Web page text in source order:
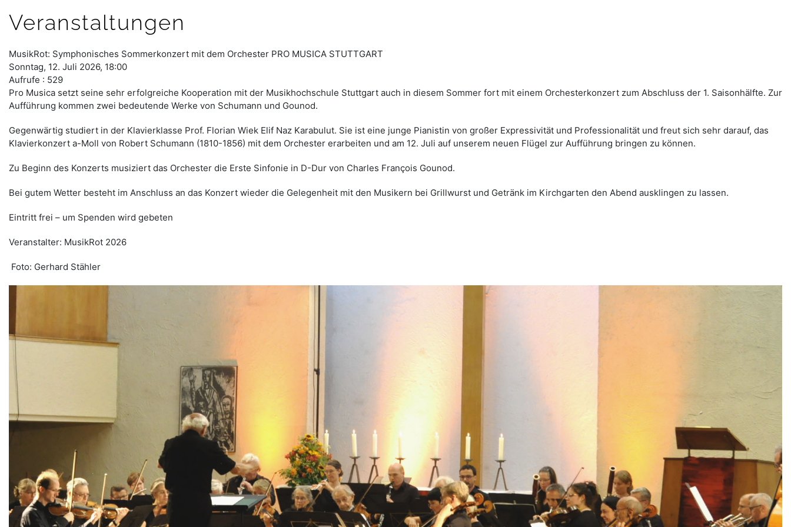
Veranstaltungen
MusikRot: Symphonisches Sommerkonzert mit dem Orchester PRO MUSICA STUTTGART
Sonntag, 12. Juli 2026, 18:00
Aufrufe : 529
Pro Musica setzt seine sehr erfolgreiche Kooperation mit der Musikhochschule Stuttgart auch in diesem Sommer fort mit einem Orchesterkonzert zum Abschluss der 1. Saisonhälfte. Zur
Aufführung kommen zwei bedeutende Werke von Schumann und Gounod.
Gegenwärtig studiert in der Klavierklasse Prof. Florian Wiek Elif Naz Karabulut. Sie ist eine junge Pianistin von großer Expressivität und Professionalität und freut sich sehr darauf, das
Klavierkonzert a-Moll von Robert Schumann (1810-1856) mit dem Orchester erarbeiten und am 12. Juli auf unserem neuen Flügel zur Aufführung bringen zu können.
Zu Beginn des Konzerts musiziert das Orchester die Erste Sinfonie in D-Dur von Charles François Gounod.
Bei gutem Wetter besteht im Anschluss an das Konzert wieder die Gelegenheit mit den Musikern bei Grillwurst und Getränk im Kirchgarten den Abend ausklingen zu lassen.
Eintritt frei – um Spenden wird gebeten
Veranstalter: MusikRot 2026
Foto: Gerhard Stähler